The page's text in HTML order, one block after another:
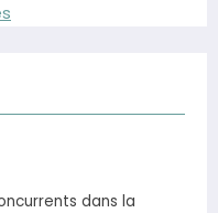
dans la